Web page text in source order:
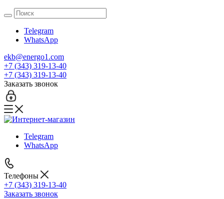
Telegram
WhatsApp
ekb@energo1.com
+7 (343) 319-13-40
+7 (343) 319-13-40
Заказать звонок
Telegram
WhatsApp
Телефоны
+7 (343) 319-13-40
Заказать звонок